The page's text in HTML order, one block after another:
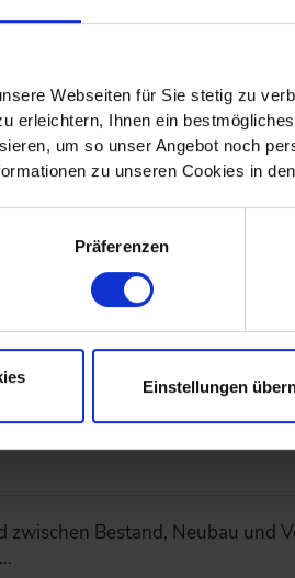
Webseiten für Sie stetig zu
erleichtern, Ihnen ein
um so unser Angebot noch
zu unseren Cookies in den
Präferenzen
Einstellungen
Zwilling
zeigt, wie sich Daten aus
und
zwischen Bestand, Neubau und